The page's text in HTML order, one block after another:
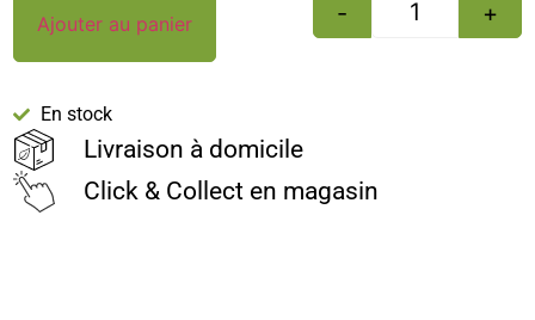
- +
Ajouter au panier
En stock
Livraison à domicile
Click & Collect en magasin